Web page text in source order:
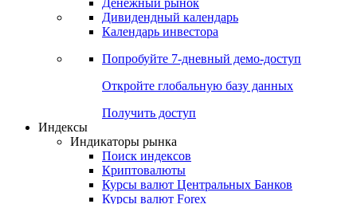
Денежный рынок
Дивидендный календарь
Календарь инвестора
Попробуйте 7-дневный демо-доступ
Откройте глобальную базу данных
Получить доступ
Индексы
Индикаторы рынка
Поиск индексов
Криптовалюты
Курсы валют Центральных Банков
Курсы валют Forex